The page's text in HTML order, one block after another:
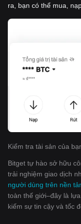
ra, bạn có thể mua,
Kiểm tra tài sản của
Bitget tự hào sở hữu
trải nghiệm giao dịch
người dùng trên nền
toàn thế giới–đây là
kiếm sự tin cậy và tốc